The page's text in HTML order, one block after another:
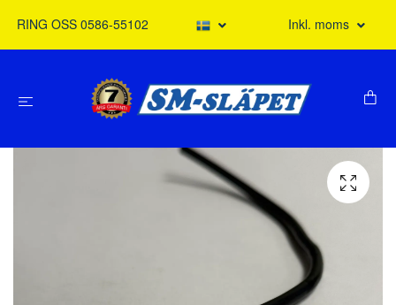
RING OSS 0586-55102 Inkl. moms